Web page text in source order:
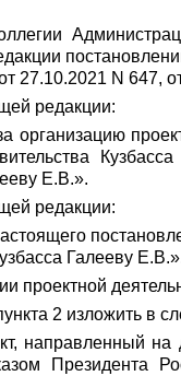
27.10.2021 N 647,
редакции:
организацию
Е.В.».
редакции:
Галееву
проектной
2 изложить в
направленный
Президента